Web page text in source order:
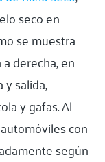
seco en
se muestra
derecha, en
salida,
y gafas. Al
con
según